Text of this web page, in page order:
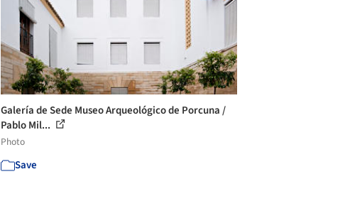
Galería de Sede Museo Arqueológico de Porcuna /
Pablo Mil...
Photo
Save